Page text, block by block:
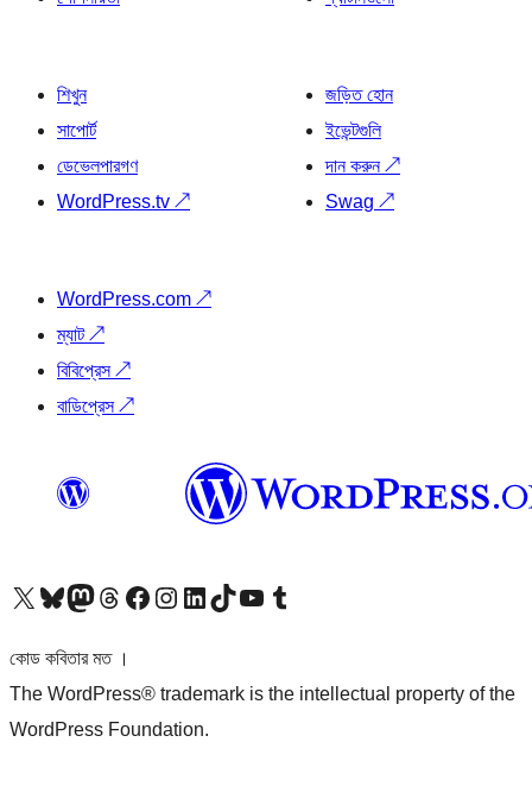
শিখুন
সাপোর্ট
ডেভেলপারগণ
WordPress.tv ↗
জড়িত হোন
ইভেন্টগুলি
দান করুন↗
Swag ↗
WordPress.com ↗
ম্যাট↗
বিবিপ্রেস↗
বাডিপ্রেস↗
আমাদের X (আগের টুইটার) অ্যাকাউন্টে যানআমাদের Bluesky অ্যাকাউন্টটি দেখুনআমাদের মাস্টোডন অ্যাকাউন্টটি দেখুনআমাদের থ্রেডস অ্যাকাউন্টটি দেখুনআমাদের ফেসবুক পেজ দেখুনআমাদের ইন্সটাগ্রাম অ্যাকাউন্ট দেখুনআমাদের লিঙ্কডইন অ্যাকাউন্টে যানআমাদের TikTok অ্যাকাউন্টটি দেখুনআমাদের ইউটিউব চ্যানেলে যান আমাদের টাম্বলার অ্যাকাউন্ট দেখুন
কোড কবিতার মত ।
The WordPress® trademark is the intellectual property of the
WordPress Foundation.